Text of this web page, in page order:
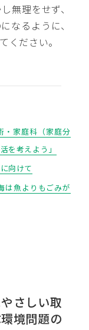
無理をせず、
なるように、
ください。
家庭科（家庭分
を考えよう」
向けて
は魚よりもごみが
さしい取
境問題の